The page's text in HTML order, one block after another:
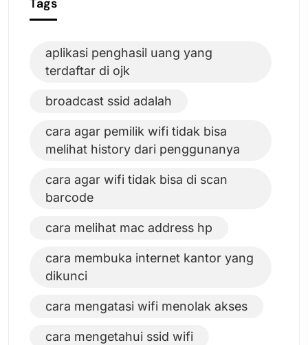
Tags
aplikasi penghasil uang yang
terdaftar di ojk
broadcast ssid adalah
cara agar pemilik wifi tidak bisa
melihat history dari penggunanya
cara agar wifi tidak bisa di scan
barcode
cara melihat mac address hp
cara membuka internet kantor yang
dikunci
cara mengatasi wifi menolak akses
cara mengetahui ssid wifi